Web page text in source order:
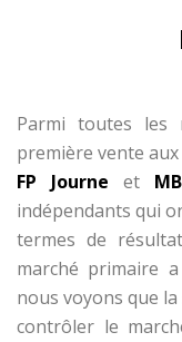
Parmi toutes les
première vente
FP Journe et
indépendants qui
termes de
marché primaire
nous voyons que
contrôler le